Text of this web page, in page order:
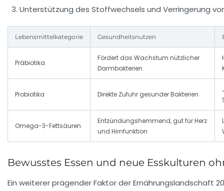
Unterstützung des Stoffwechsels und Verringerung
Lebensmittelkategorie Gesundheitsnutzen
Präbiotika
Fördert das Wachstum nützlicher
Darmbakterien
Probiotika Direkte Zufuhr gesunder Bakterien
Omega-3-Fettsäuren
Entzündungshemmend, gut für Herz
und Hirnfunktion
Bewusstes Essen und neue Esskulturen
Ein weiterer prägender Faktor der Ernährungslandschaft